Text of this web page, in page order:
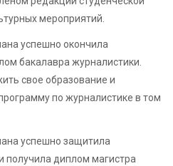
мероприятий.
успешно окончила
бакалавра журналистики.
свое образование и
по журналистике в том
успешно защитила
получила диплом магистра